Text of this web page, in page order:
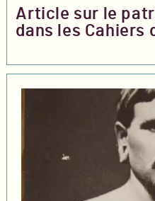
Article sur le
dans les Cahiers